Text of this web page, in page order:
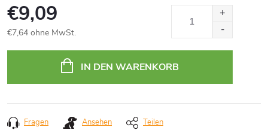
€9,09
€7,64 ohne MwSt.
IN DEN WARENKORB
Fragen Ansehen Teilen